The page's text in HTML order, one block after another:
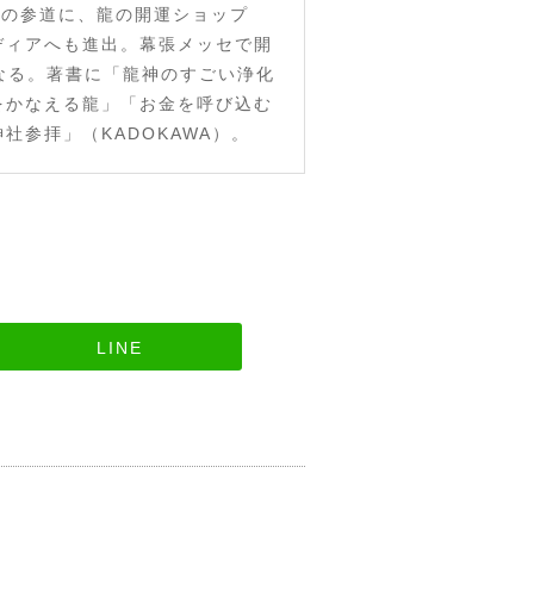
参道に、龍の開運ショップ
アへも進出。幕張メッセで開
。著書に「龍神のすごい浄化
なえる龍」「お金を呼び込む
参拝」（KADOKAWA）。
LINE